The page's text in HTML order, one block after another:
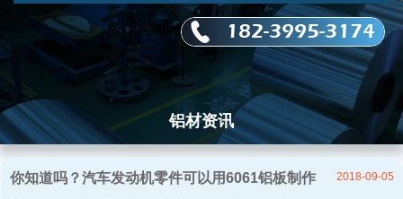
182-3995-3174
铝材资讯
你知道吗？汽车发动机零件可以用6061铝板制作 2018-09-05